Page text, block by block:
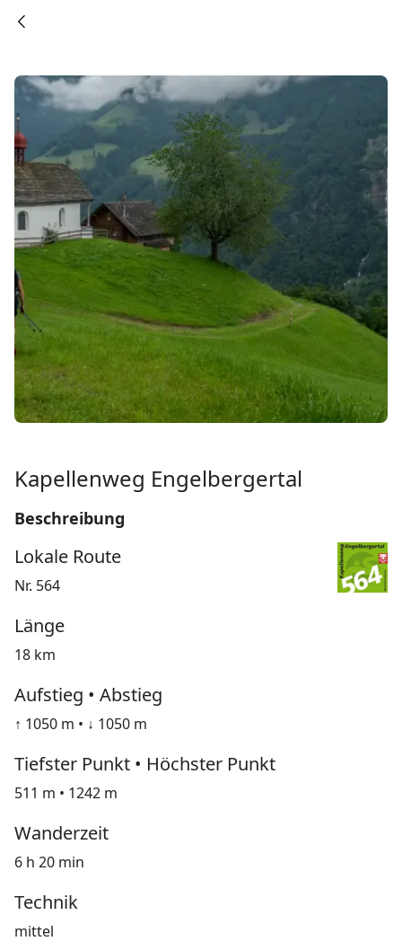
Kapellenweg Engelbergertal
Beschreibung
Lokale Route
Nr. 564
Länge
18 km
Aufstieg • Abstieg
↑ 1050 m • ↓ 1050 m
Tiefster Punkt • Höchster Punkt
511 m • 1242 m
Wanderzeit
6 h 20 min
Technik
mittel